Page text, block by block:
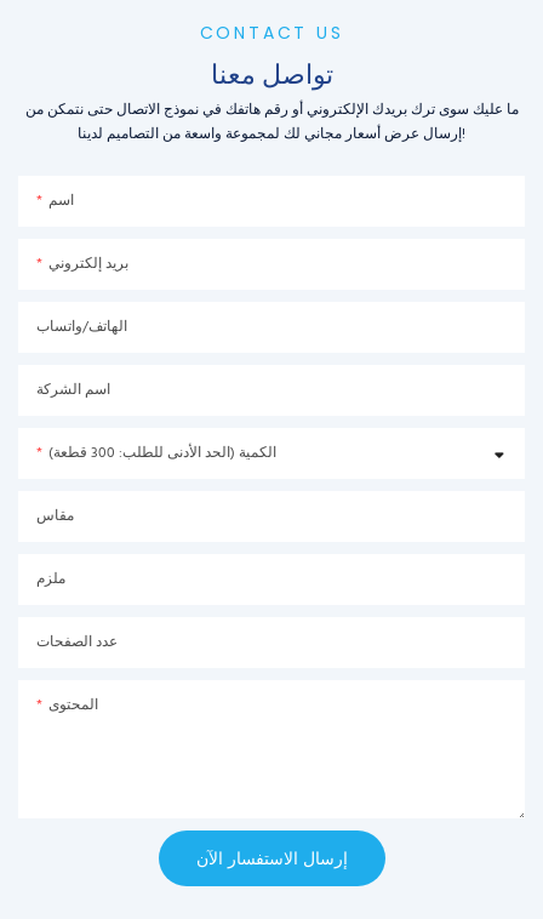
CONTACT US
تواصل معنا
ما عليك سوى ترك بريدك الإلكتروني أو رقم هاتفك في نموذج الاتصال حتى نتمكن من
إرسال عرض أسعار مجاني لك لمجموعة واسعة من التصاميم لدينا!
اسم
بريد إلكتروني
الهاتف/واتساب
اسم الشركة
الكمية (الحد الأدنى للطلب: 300 قطعة)
مقاس
ملزم
عدد الصفحات
المحتوى
إرسال الاستفسار الآن